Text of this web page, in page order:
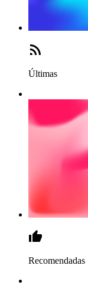
Últimas
Recomendadas